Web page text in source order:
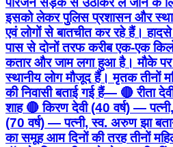
इसको लेकर पुलिस प्रशासन और
एवं लोगों से बातचीत कर रहे हैं।
पास से दोनों तरफ करीब एक-एक
कतार और जाम लगा हुआ है। मौके
स्थानीय लोग मौजूद हैं। मृतक तीनों
की निवासी बताई गई हैं— 🔴 रीता
शाह 🔴 किरण देवी (40 वर्ष) —
(70 वर्ष) — पत्नी, स्व. अरुण झा
का समूह आम दिनों की तरह तीनों